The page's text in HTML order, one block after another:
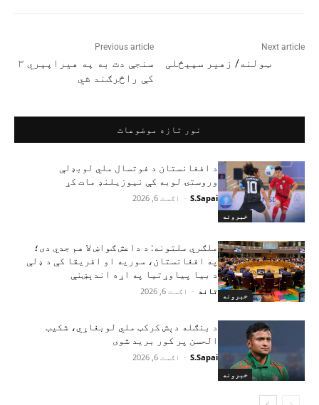
Previous article
سنجې دت به په هیراپېري ۳
کې راڅرګند شي
Next article
ټولنه/ زهير سپېڅلی
نور تازه موضوعات
خبرونه
د افغانستان د فوتسال ملي لوبډلې
وروستۍ لوبه کې نیوزیلنډ مات کړ
S.Sapai
- اګست 6, 2026
خبرونه
ملګري ملتونه: د داعش ګواښ لا هم جدي دی؛
په افغانستان، سوریه او افریقا کې د ډلې
د بیا پیاوړتیا په اړه اندېښنې
تاند - اګست 6, 2026
خبرونه
د بنګله دېش کرکټ ملي لوبغاړي، شکیب
الحسن پر کور برید شوی
S.Sapai
- اګست 6, 2026